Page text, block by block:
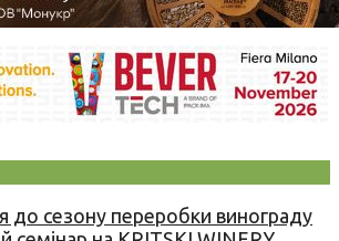
до сезону переробки винограду